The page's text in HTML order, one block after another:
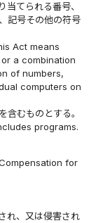
当てられる番号、
記号その他の符号
Act means
a combination
of numbers,
computers on
含むものとする。
programs.
for
れ、又は侵害され